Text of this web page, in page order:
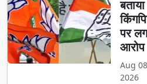
पर
आरोप
Aug
2026